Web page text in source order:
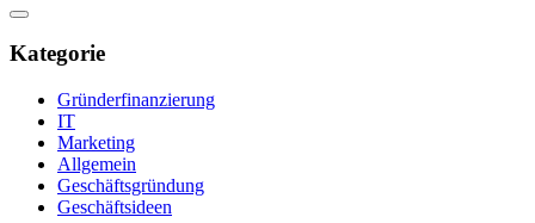
Kategorie
Gründerfinanzierung
IT
Marketing
Allgemein
Geschäftsgründung
Geschäftsideen